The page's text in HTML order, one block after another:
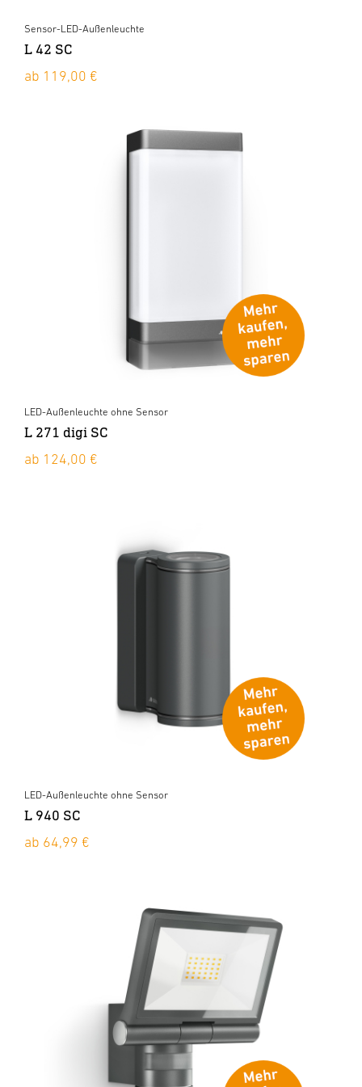
Sensor-LED-Außenleuchte
L 42 SC
ab 119,00 €
LED-Außenleuchte ohne Sensor
L 271 digi SC
ab 124,00 €
LED-Außenleuchte ohne Sensor
L 940 SC
ab 64,99 €